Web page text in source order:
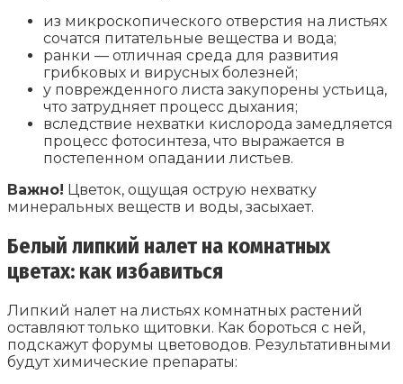
из микроскопического отверстия на листьях
сочатся питательные вещества и вода;
ранки — отличная среда для развития
грибковых и вирусных болезней;
у поврежденного листа закупорены устьица,
что затрудняет процесс дыхания;
вследствие нехватки кислорода замедляется
процесс фотосинтеза, что выражается в
постепенном опадании листьев.
Важно! Цветок, ощущая острую нехватку
минеральных веществ и воды, засыхает.
Белый липкий налет на комнатных
цветах: как избавиться
Липкий налет на листьях комнатных растений
оставляют только щитовки. Как бороться с ней,
подскажут форумы цветоводов. Результативными
будут химические препараты: